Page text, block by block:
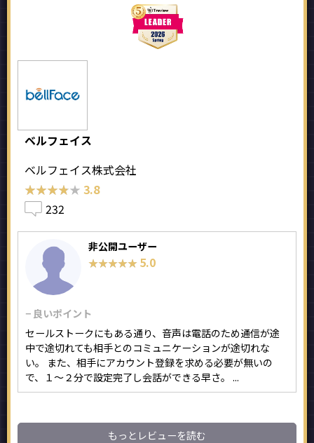
ベルフェイス
ベルフェイス株式会社
★★★★★
★★★★★ 3.8
232
非公開ユーザー
★★★★★
★★★★★ 5.0
− 良いポイント
セールストークにもある通り、音声は電話のため通信が途
中で途切れても相手とのコミュニケーションが途切れな
い。 また、相手にアカウント登録を求める必要が無いの
で、１～２分で設定完了し会話ができる早さ。 ...
もっとレビューを読む